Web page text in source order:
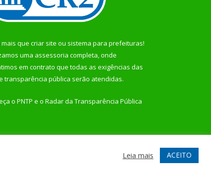
que criar site ou sistema para prefeituras!
uma assessoria completa, onde
em contrato que todas as exigências das
transparência pública serão atendidas.
o PNTP e o Radar da Transparência Pública
Acessar Webmail
Leia mais ACEITO